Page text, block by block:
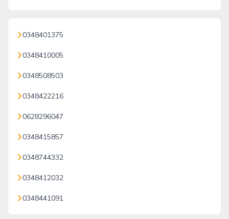
0348401375
0348410005
0348508503
0348422216
0628296047
0348415857
0348744332
0348412032
0348441091